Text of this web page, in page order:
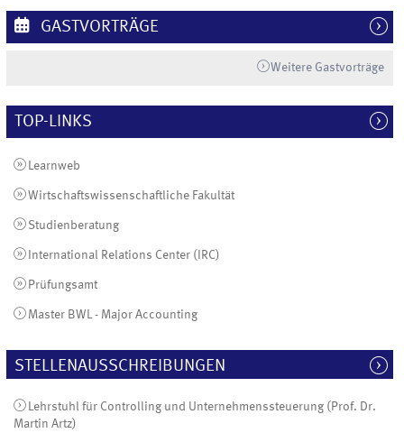
GASTVORTRÄGE
Weitere Gastvorträge
TOP-LINKS
Learnweb
Wirtschaftswissenschaftliche Fakultät
Studienberatung
International Relations Center (IRC)
Prüfungsamt
Master BWL - Major Accounting
STELLENAUSSCHREIBUNGEN
Lehrstuhl für Controlling und Unternehmenssteuerung (Prof. Dr.
Martin Artz)